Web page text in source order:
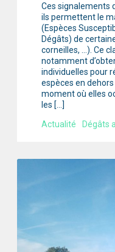
Ces signalements
ils permettent le
(Espèces
Dégâts) de
corneilles, …). Ce
notamment
individuelles pour
espèces en
moment où elles
les […]
Actualité
Dégâts